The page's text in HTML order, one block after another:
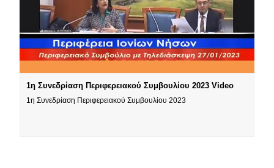
1η Συνεδρίαση Περιφερειακού Συμβουλίου 2023 Video
1η Συνεδρίαση Περιφερειακού Συμβουλίου 2023